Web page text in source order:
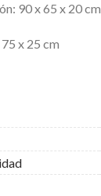
90 x 65 x 20 cm
x 25 cm